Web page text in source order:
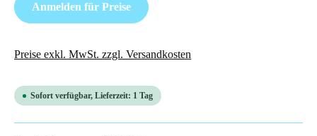
Anmelden für Preise
Preise exkl. MwSt. zzgl. Versandkosten
Sofort verfügbar, Lieferzeit: 1 Tag